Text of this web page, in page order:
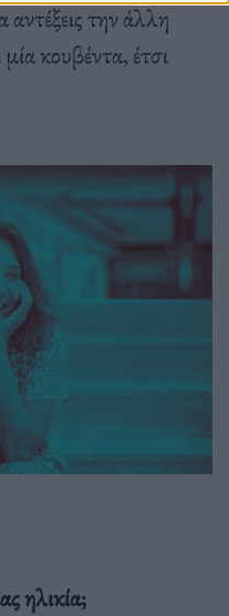
αντέξεις την άλλη
κουβέντα, έτσι
ηλικία;